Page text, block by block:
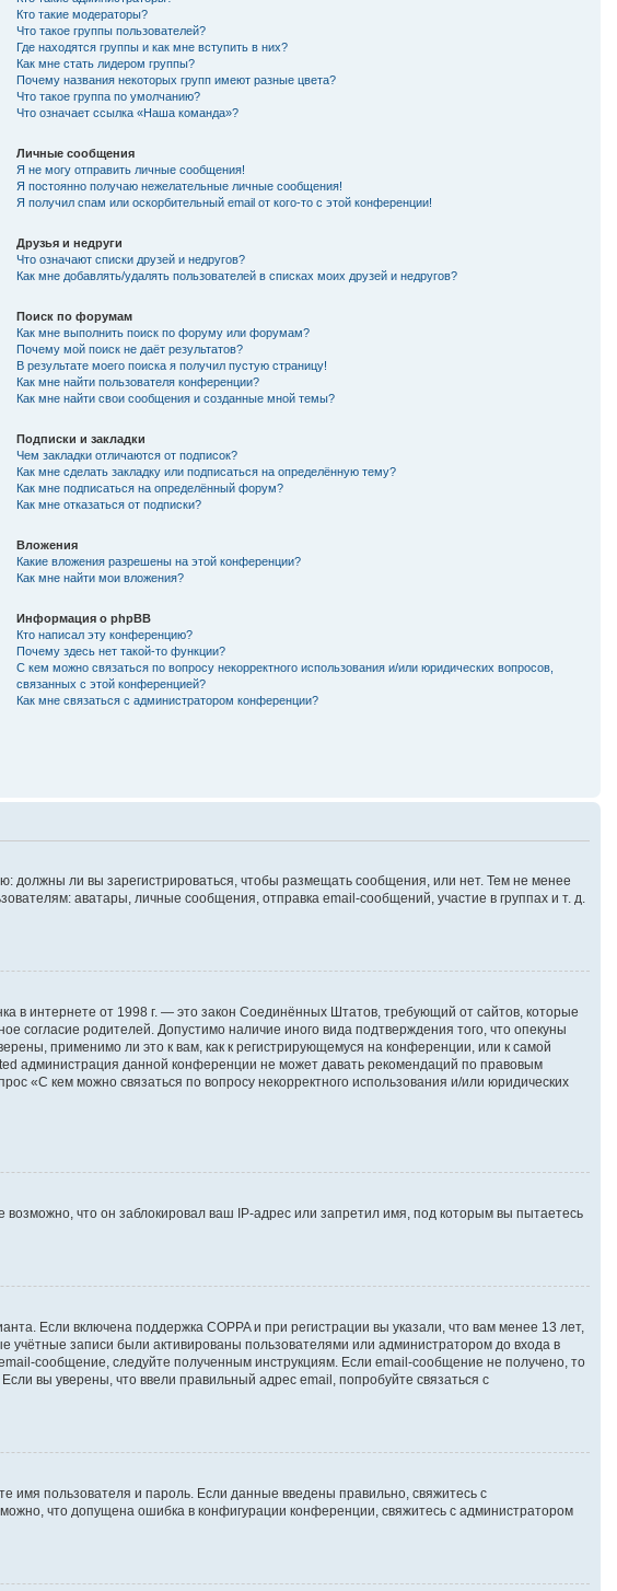
Кто такие модераторы?
Что такое группы пользователей?
Где находятся группы и как мне вступить в них?
Как мне стать лидером группы?
Почему названия некоторых групп имеют разные цвета?
Что такое группа по умолчанию?
Что означает ссылка «Наша команда»?
Личные сообщения
Я не могу отправить личные сообщения!
Я постоянно получаю нежелательные личные сообщения!
Я получил спам или оскорбительный email от кого-то с этой конференции!
Друзья и недруги
Что означают списки друзей и недругов?
Как мне добавлять/удалять пользователей в списках моих друзей и недругов?
Поиск по форумам
Как мне выполнить поиск по форуму или форумам?
Почему мой поиск не даёт результатов?
В результате моего поиска я получил пустую страницу!
Как мне найти пользователя конференции?
Как мне найти свои сообщения и созданные мной темы?
Подписки и закладки
Чем закладки отличаются от подписок?
Как мне сделать закладку или подписаться на определённую тему?
Как мне подписаться на определённый форум?
Как мне отказаться от подписки?
Вложения
Какие вложения разрешены на этой конференции?
Как мне найти мои вложения?
Информация о phpBB
Кто написал эту конференцию?
Почему здесь нет такой-то функции?
С кем можно связаться по вопросу некорректного использования и/или юридических вопросов,
связанных с этой конференцией?
Как мне связаться с администратором конференции?
должны ли вы зарегистрироваться, чтобы размещать сообщения, или нет. Тем не менее
аватары, личные сообщения, отправка email-сообщений, участие в группах и т. д.
в интернете от 1998 г. — это закон Соединённых Штатов, требующий от сайтов, которые
родителей. Допустимо наличие иного вида подтверждения того, что опекуны
применимо ли это к вам, как к регистрирующемуся на конференции, или к самой
администрация данной конференции не может давать рекомендаций по правовым
«С кем можно связаться по вопросу некорректного использования и/или юридических
что он заблокировал ваш IP-адрес или запретил имя, под которым вы пытаетесь
Если включена поддержка COPPA и при регистрации вы указали, что вам менее 13 лет,
записи были активированы пользователями или администратором до входа в
сообщение, следуйте полученным инструкциям. Если email-сообщение не получено, то
вы уверены, что ввели правильный адрес email, попробуйте связаться с
имя пользователя и пароль. Если данные введены правильно, свяжитесь с
что допущена ошибка в конфигурации конференции, свяжитесь с администратором